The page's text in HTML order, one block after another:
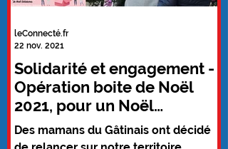
Solidarité et engagement -
Opération boite de Noël
2021, pour un Noël
solidaire dans le Gâtinais...
Des mamans du Gâtinais ont décidé
leConnecté.fr
22 nov. 2021